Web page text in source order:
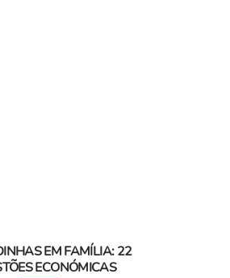
EM FAMÍLIA: 22
ECONÓMICAS